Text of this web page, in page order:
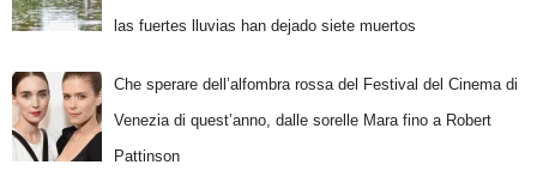
las fuertes lluvias han dejado siete muertos
Che sperare dell’alfombra rossa del Festival del Cinema di
Venezia di quest’anno, dalle sorelle Mara fino a Robert
Pattinson